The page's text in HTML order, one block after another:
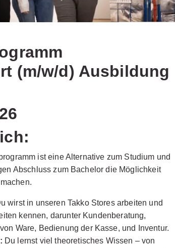
(m/w/d) Ausbildung
ist eine Alternative zum Studium und
Abschluss zum Bachelor die Möglichkeit
wirst in unseren Takko Stores arbeiten und
kennen, darunter Kundenberatung,
Ware, Bedienung der Kasse, und Inventur.
Du lernst viel theoretisches Wissen – von